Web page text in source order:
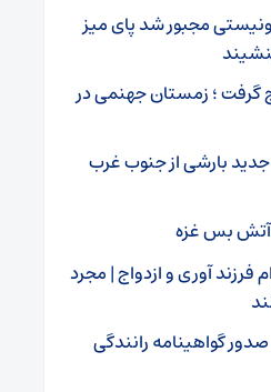
مجبور شد پای میز
گرفت ؛ زمستان جهنمی در
جدید بارشی از جنوب غرب
بس غزه
فرزند آوری و ازدواج | مجرد
گواهینامه‌ رانندگی